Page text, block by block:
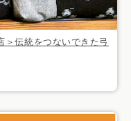
＞伝統をつないできた弓